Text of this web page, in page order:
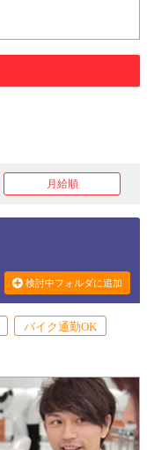
月給順
検討中フォルダに追加
バイク通勤OK